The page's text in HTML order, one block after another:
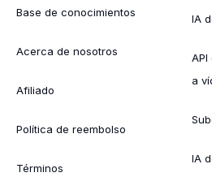
Base de conocimientos
Acerca de nosotros
Afiliado
Política de reembolso
Términos
IA
a
IA